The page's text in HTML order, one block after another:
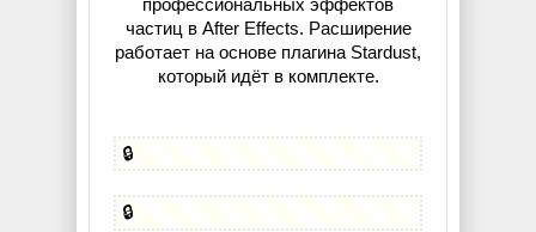
профессиональных эффектов
частиц в After Effects. Расширение
работает на основе плагина Stardust,
который идёт в комплекте.
🔒
🔒